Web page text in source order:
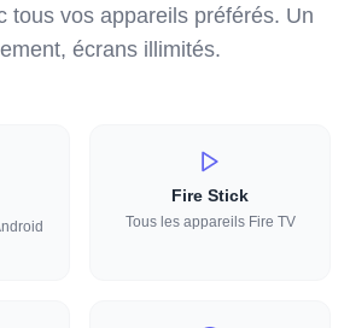
tous vos appareils préférés. Un
écrans illimités.
Fire Stick
Tous les appareils Fire TV